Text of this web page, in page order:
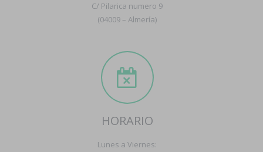
C/ Pilarica numero 9
(04009 – Almería)
HORARIO
Lunes a Viernes: